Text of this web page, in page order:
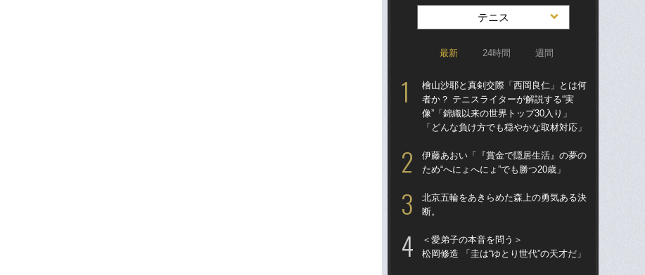
テニス
最新 24時間 週間
檜山沙耶と真剣交際「西岡良仁」とは何
者か？ テニスライターが解説する“実
像”「錦織以来の世界トップ30入り」
「どんな負け方でも穏やかな取材対応」
伊藤あおい「『賞金で隠居生活』の夢の
ため“へにょへにょ”でも勝つ20歳」
北京五輪をあきらめた森上の勇気ある決
断。
＜愛弟子の本音を問う＞
松岡修造 「圭は“ゆとり世代”の天才だ」